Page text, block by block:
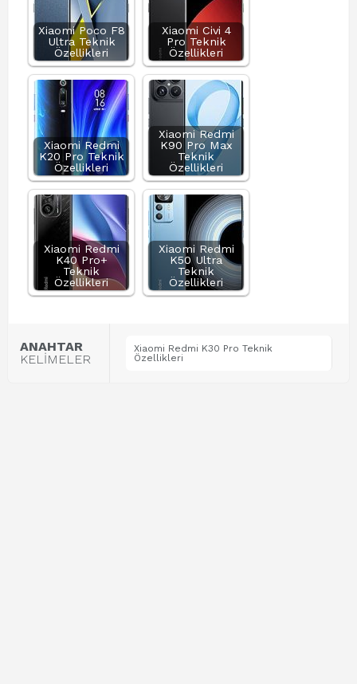
Xiaomi Poco F8
Ultra Teknik
Özellikleri
Xiaomi Civi 4
Pro Teknik
Özellikleri
Xiaomi Redmi
K20 Pro Teknik
Özellikleri
Xiaomi Redmi
K90 Pro Max
Teknik
Özellikleri
Xiaomi Redmi
K40 Pro+
Teknik
Özellikleri
Xiaomi Redmi
K50 Ultra
Teknik
Özellikleri
ANAHTAR
KELİMELER
Xiaomi Redmi K30 Pro Teknik
Özellikleri